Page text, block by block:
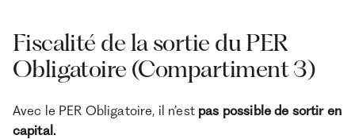
Fiscalité de la sortie du PER
Obligatoire (Compartiment 3)
Avec le PER Obligatoire, il n’estpas possible de sortir en
capital.